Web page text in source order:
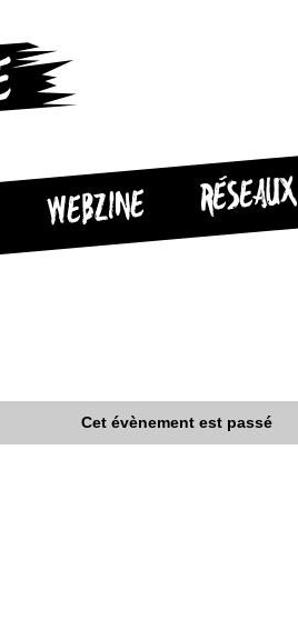
WEBZINE RÉSEAUX
Cet évènement est passé